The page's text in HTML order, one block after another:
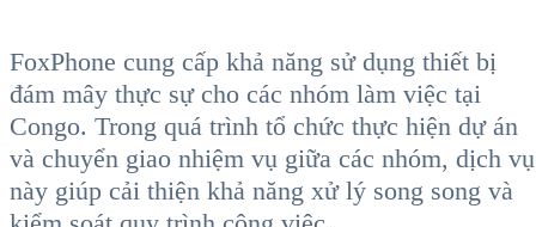
FoxPhone cung cấp khả năng sử dụng thiết bị
đám mây thực sự cho các nhóm làm việc tại
Congo. Trong quá trình tổ chức thực hiện dự án
và chuyển giao nhiệm vụ giữa các nhóm, dịch vụ
này giúp cải thiện khả năng xử lý song song và